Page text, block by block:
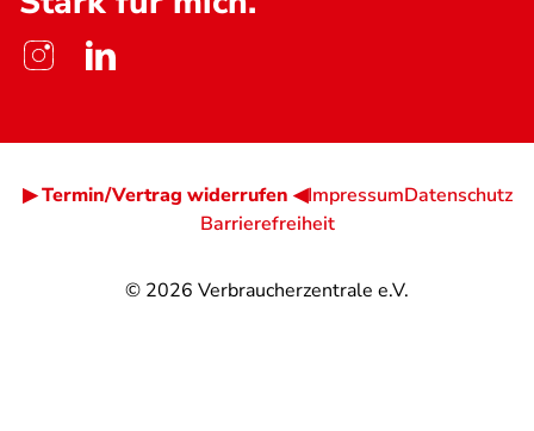
© 2026 Verbraucherzentrale e.V.
▶ Termin/Vertrag widerrufen ◀ImpressumDatenschutz
Barrierefreiheit